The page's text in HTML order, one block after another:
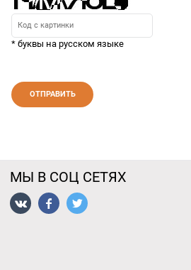
* буквы на русском языке
МЫ В СОЦ СЕТЯХ